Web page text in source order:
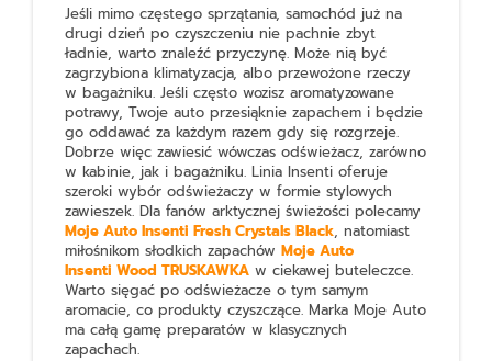
Jeśli mimo częstego sprzątania, samochód już na
drugi dzień po czyszczeniu nie pachnie zbyt
ładnie, warto znaleźć przyczynę. Może nią być
zagrzybiona klimatyzacja, albo przewożone rzeczy
w bagażniku. Jeśli często wozisz aromatyzowane
potrawy, Twoje auto przesiąknie zapachem i będzie
go oddawać za każdym razem gdy się rozgrzeje.
Dobrze więc zawiesić wówczas odświeżacz, zarówno
w kabinie, jak i bagażniku. Linia Insenti oferuje
szeroki wybór odświeżaczy w formie stylowych
zawieszek. Dla fanów arktycznej świeżości polecamy
Moje Auto Insenti Fresh Crystals Black, natomiast
miłośnikom słodkich zapachówMoje Auto
Insenti Wood TRUSKAWKA w ciekawej buteleczce.
Warto sięgać po odświeżacze o tym samym
aromacie, co produkty czyszczące. Marka Moje Auto
ma całą gamę preparatów w klasycznych
zapachach.